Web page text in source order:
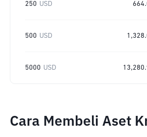
250 USD
500 USD
5000 USD
Cara Membeli Aset